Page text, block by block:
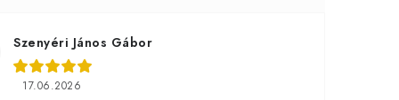
Szenyéri János Gábor
17.06.2026